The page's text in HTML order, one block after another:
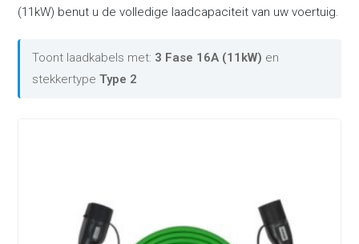
(11kW) benut u de volledige laadcapaciteit van uw voertuig.
Toont laadkabels met: 3 Fase 16A (11kW) en
stekkertypeType 2